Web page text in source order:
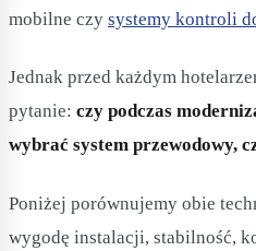
mobilne czy systemy kontroli
Jednak przed każdym
pytanie: czy podczas
wybrać system przewodowy,
Poniżej porównujemy obie
wygodę instalacji, stabilność,